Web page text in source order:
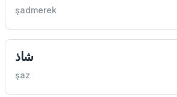
şadmerek
شاذ
şaz